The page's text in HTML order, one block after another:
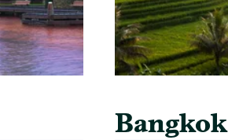
Bangkok